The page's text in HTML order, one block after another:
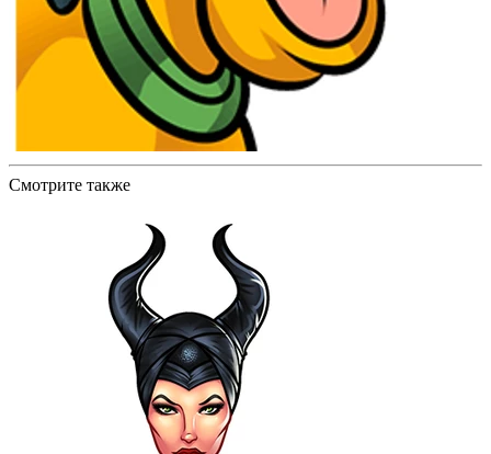
Смотрите также